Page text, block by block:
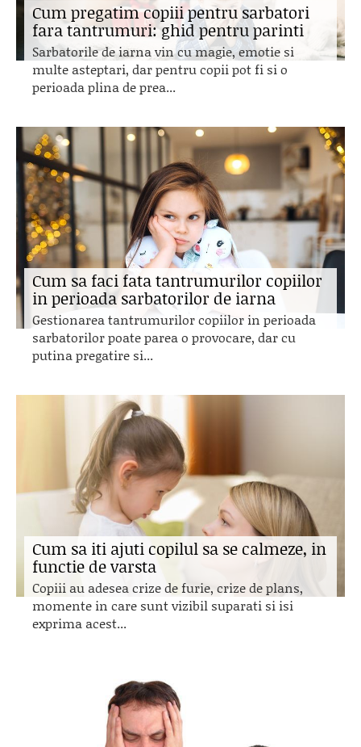
Cum pregatim copiii pentru sarbatori
fara tantrumuri: ghid pentru parinti
Sarbatorile de iarna vin cu magie, emotie si
multe asteptari, dar pentru copii pot fi si o
perioada plina de prea...
Cum sa faci fata tantrumurilor copiilor
in perioada sarbatorilor de iarna
Gestionarea tantrumurilor copiilor in perioada
sarbatorilor poate parea o provocare, dar cu
putina pregatire si...
Cum sa iti ajuti copilul sa se calmeze, in
functie de varsta
Copiii au adesea crize de furie, crize de plans,
momente in care sunt vizibil suparati si isi
exprima acest...